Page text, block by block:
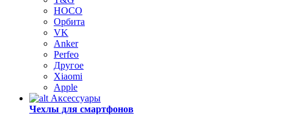
HOCO
Орбита
VK
Anker
Perfeo
Другое
Xiaomi
Apple
Аксессуары
Чехлы для смартфонов